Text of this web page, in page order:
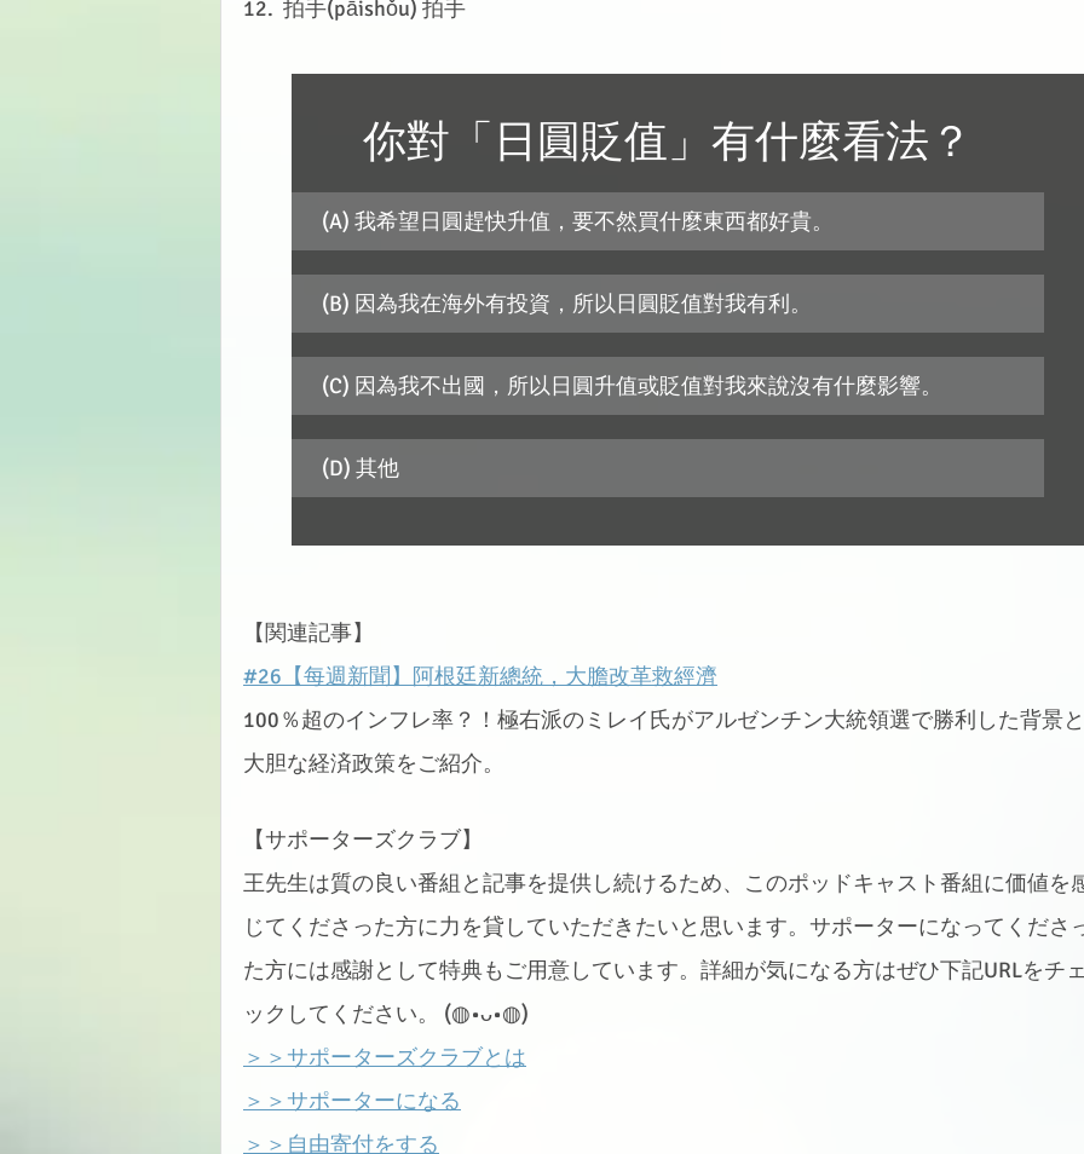
12.  拍手(pāishǒu) 拍手
你對「日圓貶值」有什麼看法？
(A) 我希望日圓趕快升值，要不然買什麼東西都好貴。
(B) 因為我在海外有投資，所以日圓貶值對我有利。
(C) 因為我不出國，所以日圓升值或貶值對我來說沒有什麼影響。
(D) 其他
【関連記事】
#26【每週新聞】阿根廷新總統，大膽改革救經濟
100％超のインフレ率？！極右派のミレイ氏がアルゼンチン大統領選で勝利した背景と
大胆な経済政策をご紹介。
【サポーターズクラブ】
王先生は質の良い番組と記事を提供し続けるため、このポッドキャスト番組に価値を
じてくださった方に力を貸していただきたいと思います。サポーターになってくださ
た方には感謝として特典もご用意しています。詳細が気になる方はぜひ下記URLをチ
ックしてください。 (◍•ᴗ•◍)ゝ
＞＞サポーターズクラブとは
＞＞サポーターになる
＞＞自由寄付をする